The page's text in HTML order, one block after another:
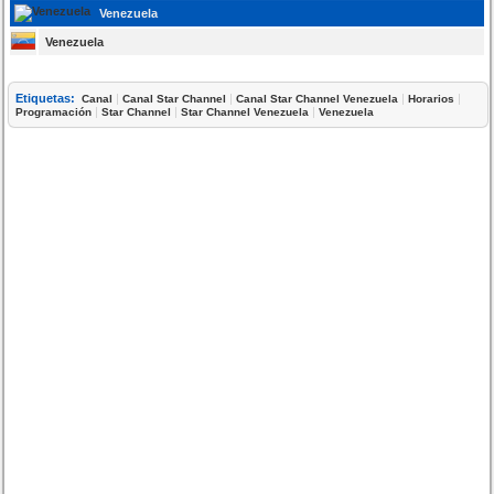
Venezuela
Venezuela
Etiquetas: Canal |Canal Star Channel |Canal Star Channel Venezuela |Horarios |
Programación |Star Channel |Star Channel Venezuela |Venezuela